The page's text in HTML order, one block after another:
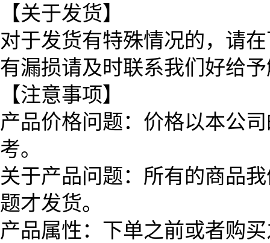
【关于发货】
对于发货有特殊情况的，请
有漏损请及时联系我们好给
【注意事项】
产品价格问题：价格以本公
考。
关于产品问题：所有的商品
题才发货。
产品属性：下单之前或者购